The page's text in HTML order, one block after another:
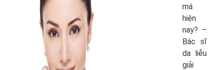
má
hiện
nay? –
Bác sĩ
da liễu
giải